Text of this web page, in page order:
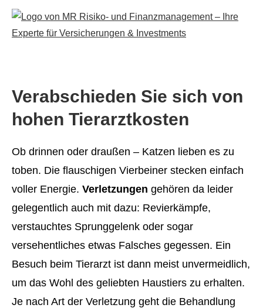
Verabschieden Sie sich von
hohen Tierarztkosten
Ob drinnen oder draußen – Katzen lieben es zu
toben. Die flauschigen Vierbeiner stecken einfach
voller Energie. Verletzungen gehören da leider
gelegentlich auch mit dazu: Revierkämpfe,
verstauchtes Sprunggelenk oder sogar
versehentliches etwas Falsches gegessen. Ein
Besuch beim Tierarzt ist dann meist unvermeidlich,
um das Wohl des geliebten Haustiers zu erhalten.
Je nach Art der Verletzung geht die Behandlung